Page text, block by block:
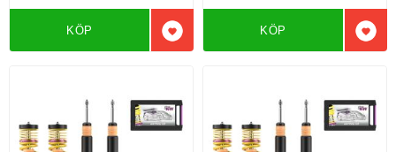
Lägg till i favoriter
KÖP KÖP